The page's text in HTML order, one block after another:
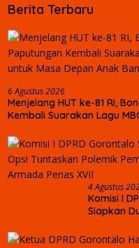
Yeyen Sidiki: Jangan Biarkan
Lahan GORR Tanpa Kepastian
Hukum
Berita Terbaru
6 Agustus 2026
Menjelang HUT ke-81 RI,
Kembali Suarakan Lagu
4 Agustus
Komisi I
Siapkan